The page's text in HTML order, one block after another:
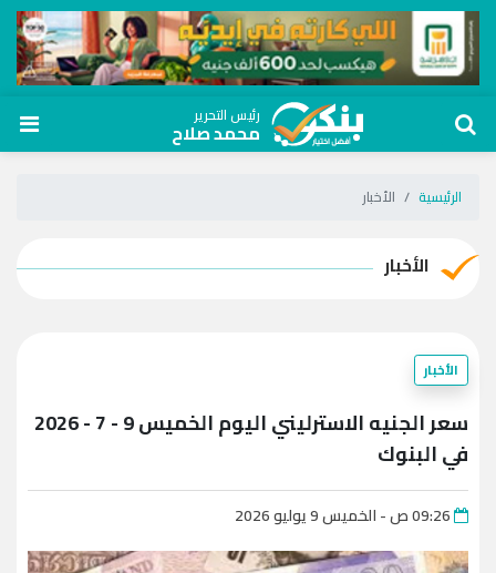
رئيس التحرير
محمد صلاح
الرئيسية الأخبار
الأخبار
الأخبار
سعر الجنيه الاسترليني اليوم الخميس 9 - 7 - 2026
في البنوك